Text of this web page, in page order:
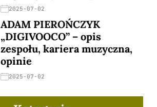
2025-07-02
ADAM PIEROŃCZYK
„DIGIVOOCO” – opis
zespołu, kariera muzyczna,
opinie
2025-07-02